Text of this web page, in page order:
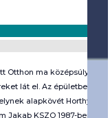
Otthon ma középsúlyos
lát el. Az épületben
alapkövét Horthy
Jakab KSZO 1987-ben